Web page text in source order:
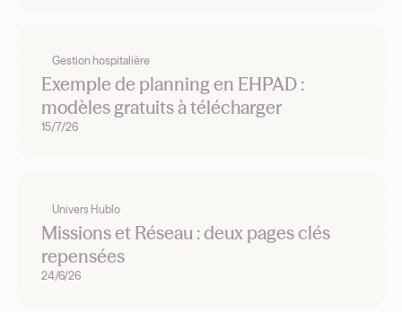
Gestion hospitalière
Exemple de planning en EHPAD :
modèles gratuits à télécharger
15/7/26
Univers Hublo
Missions et Réseau : deux pages clés
repensées
24/6/26